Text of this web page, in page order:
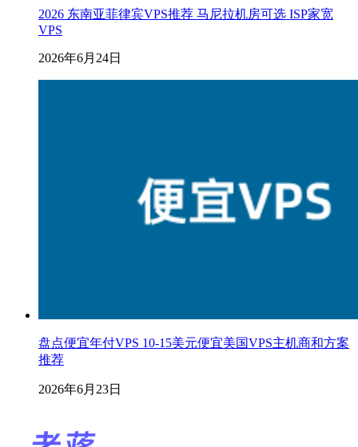
2026 东南亚菲律宾VPS推荐 马尼拉机房可选 ISP家宽
VPS
2026年6月24日
盘点便宜年付VPS 10-15美元便宜美国VPS主机商和方案
推荐
2026年6月23日